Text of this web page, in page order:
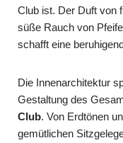
Club ist. Der Duft von
süße Rauch von
schafft eine
Die Innenarchitektur
Gestaltung des
Club. Von Erdtönen
gemütlichen